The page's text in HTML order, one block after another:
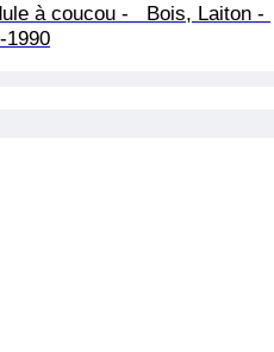
à coucou -   Bois, Laiton -
1990